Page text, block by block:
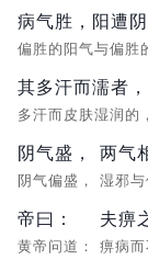
病气胜，阳遭阴
偏胜的阳气与偏胜
其多汗而濡者，
多汗而皮肤湿润的
阴气盛，
阴气偏盛，
两气
湿邪
帝曰：
黄帝问道：
夫痹
痹病